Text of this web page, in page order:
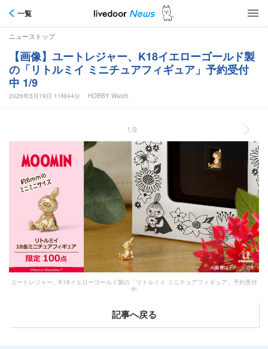
一覧
ニューストップ
【画像】ユートレジャー、K18イエローゴールド製
の「リトルミイ ミニチュアフィギュア」予約受付
中 1/9
2026年5月19日 11時44分 HOBBY Watch
1/9
ユートレジャー、K18イエローゴールド製の「リトルミイ ミニチュアフィギュア」予約受付
中
記事へ戻る